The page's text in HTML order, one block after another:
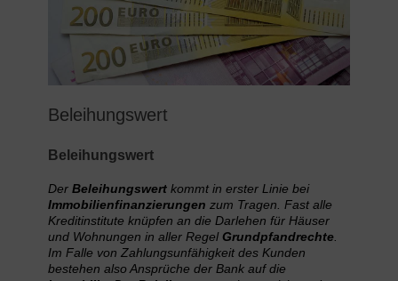
Beleihungswert
Beleihungswert
Der Beleihungswert kommt in erster Linie bei
Immobilienfinanzierungen zum Tragen. Fast alle
Kreditinstitute knüpfen an die Darlehen für Häuser
und Wohnungen in aller Regel Grundpfandrechte
Im Falle von Zahlungsunfähigkeit des Kunden
bestehen also Ansprüche der Bank auf die